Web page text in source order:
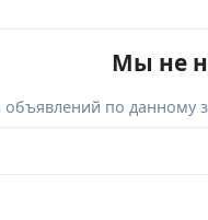
Мы не
по данному